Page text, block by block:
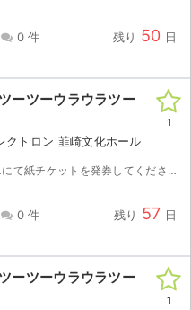
0 件 残り 50 日
ーツーウラウラツー
トロン 韮崎文化ホール
ットを発券してみないと分かりませんのでご検討宜しくお願い致します。
0 件 残り 57 日
1
ーツーウラウラツー
1